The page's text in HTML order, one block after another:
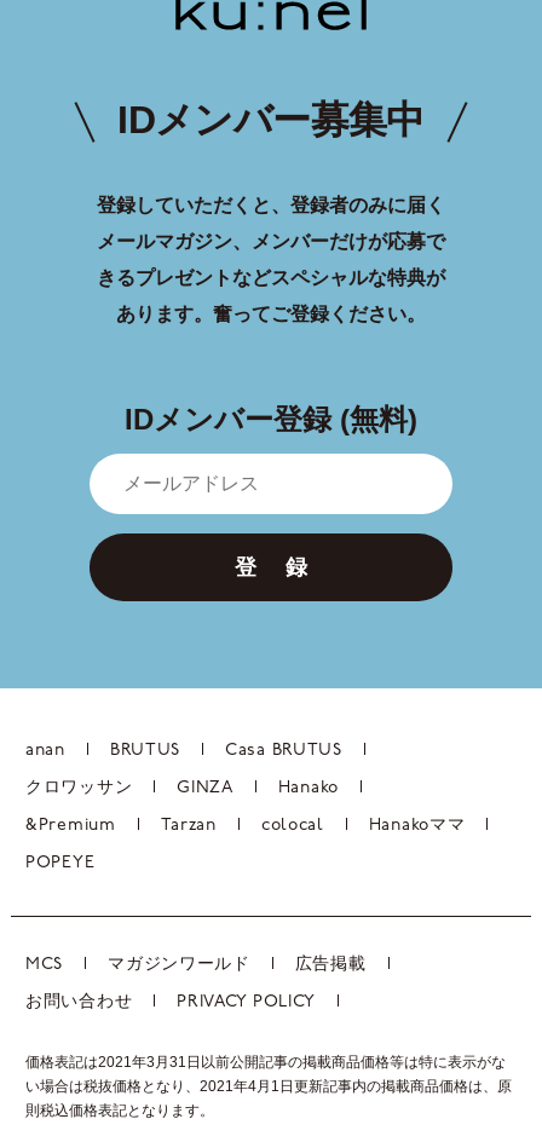
IDメンバー募集中
登録していただくと、登録者のみに届く
メールマガジン、メンバーだけが応募で
きるプレゼントなどスペシャルな特典が
あります。 奮ってご登録ください。
IDメンバー登録 (無料)
登 録
anan BRUTUS Casa BRUTUS
クロワッサン GINZA Hanako
&Premium Tarzan colocal Hanakoママ
POPEYE
MCS マガジンワールド 広告掲載
お問い合わせ PRIVACY POLICY
価格表記は2021年3月31日以前公開記事の掲載商品価格等は特に表示がな
い場合は税抜価格となり、2021年4月1日更新記事内の掲載商品価格は、 原
則税込価格表記となります。